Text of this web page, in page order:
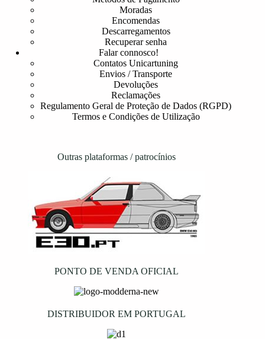
Moradas
Encomendas
Descarregamentos
Recuperar senha
Falar connosco!
Contatos Unicartuning
Envios / Transporte
Devoluções
Reclamações
Regulamento Geral de Proteção de Dados (RGPD)
Termos e Condições de Utilização
Outras plataformas / patrocínios
PONTO DE VENDA OFICIAL
DISTRIBUIDOR EM PORTUGAL